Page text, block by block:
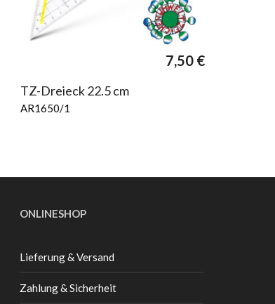
7,50 €
TZ-Dreieck 22.5 cm
AR1650/1
ONLINESHOP
Lieferung & Versand
Zahlung & Sicherheit